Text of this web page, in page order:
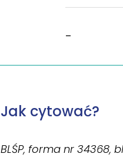
–
Jak cytować?
BLŚP, forma nr 34368,